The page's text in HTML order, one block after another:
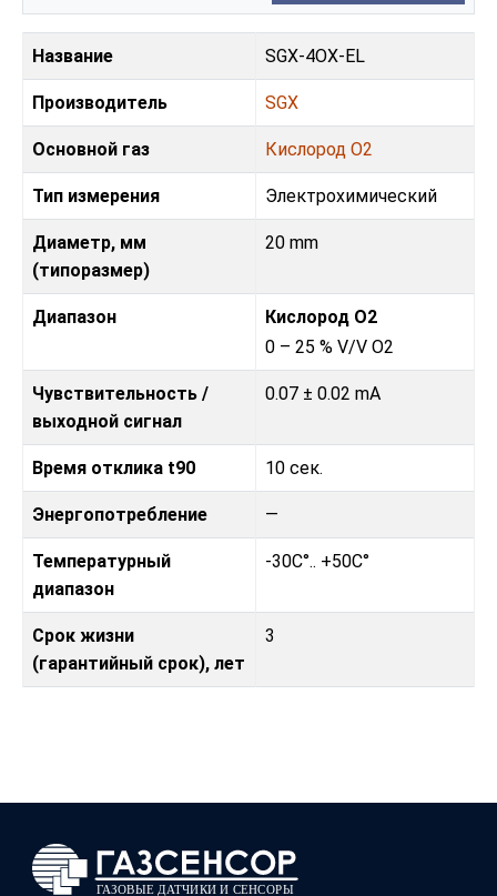
Название SGX-4OX-EL
Производитель SGX
Основной газ Кислород O2
Тип измерения Электрохимический
Диаметр, мм
(типоразмер)
20 mm
Диапазон
Кислород O2
0 – 25 % V/V O2
Чувствительность /
выходной сигнал
0.07 ± 0.02 mA
Время отклика t90 10 сек.
Энергопотребление —
Температурный
диапазон
-30C°.. +50C°
Срок жизни
(гарантийный срок), лет
3